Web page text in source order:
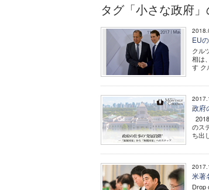
タグ「小さな政府
EU
クル
相は
す ク
政府
のス
ち出
米著
Drop